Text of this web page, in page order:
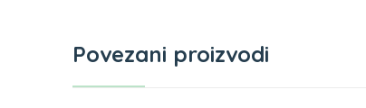
Povezani proizvodi